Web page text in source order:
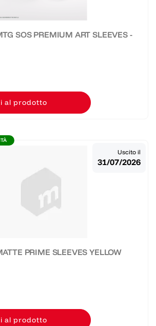
SOS PREMIUM ART SLEEVES -
al prodotto
PRIME SLEEVES YELLOW
al prodotto
Uscito il
31/07/2026